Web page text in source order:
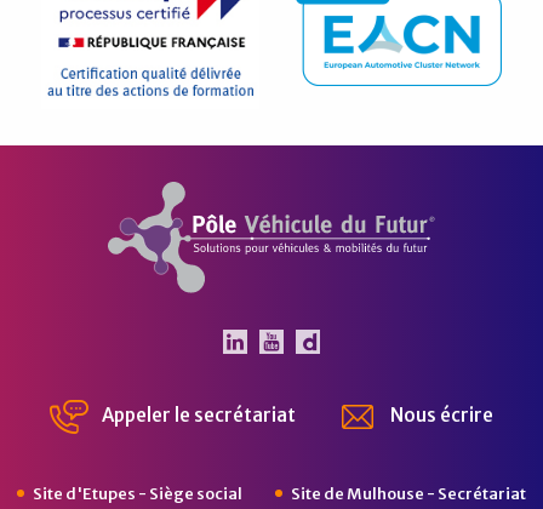
Pôle Véhicule du Futur
Appeler le secrétariat Nous écrire
Site d'Etupes - Siège social
Site de Mulhouse - Secrétariat